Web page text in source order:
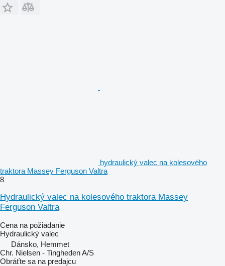
hydraulický valec na kolesového
traktora Massey Ferguson Valtra
8
Hydraulický valec na kolesového traktora Massey
Ferguson Valtra
Cena na požiadanie
Hydraulický valec
Dánsko, Hemmet
Chr. Nielsen - Tingheden A/S
Obráťte sa na predajcu